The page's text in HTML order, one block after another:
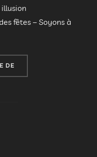
fêtes – Soyons à
DE« PROGRAMME